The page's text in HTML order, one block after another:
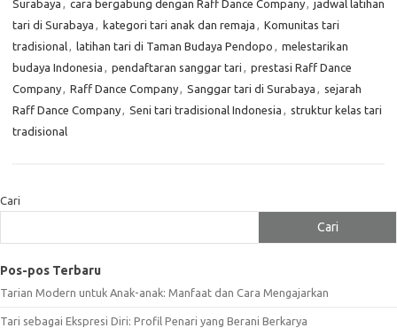
Surabaya , cara bergabung dengan Raff Dance Company, jadwal latihan
tari di Surabaya , kategori tari anak dan remaja , Komunitas tari
tradisional, latihan tari di Taman Budaya Pendopo , melestarikan
budaya Indonesia , pendaftaran sanggar tari , prestasi Raff Dance
Company, Raff Dance Company, Sanggar tari di Surabaya , sejarah
Raff Dance Company, Seni tari tradisional Indonesia , struktur kelas tari
tradisional
Cari
Cari
Pos-pos Terbaru
Tarian Modern untuk Anak-anak: Manfaat dan Cara Mengajarkan
Tari sebagai Ekspresi Diri: Profil Penari yang Berani Berkarya